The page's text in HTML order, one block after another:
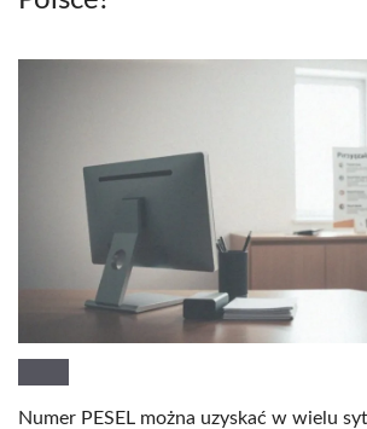
Numer PESEL można uzyskać w wielu